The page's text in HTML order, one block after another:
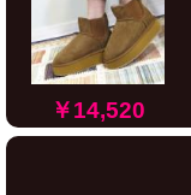
￥14,520